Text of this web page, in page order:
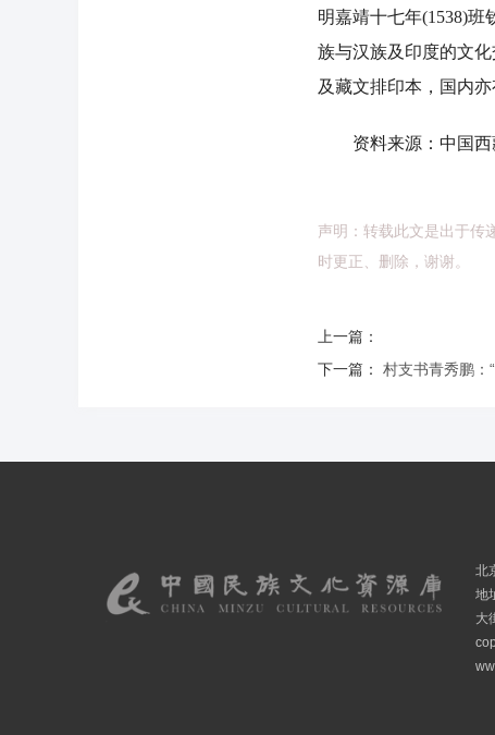
明嘉靖十七年(1538)
族与汉族及印度的文
及藏文排印本，国内亦
资料来源：中国西
声明：转载此文是出于传
时更正、删除，谢谢。
上一篇：
下一篇： 村支书青秀鹏：
北
地
大